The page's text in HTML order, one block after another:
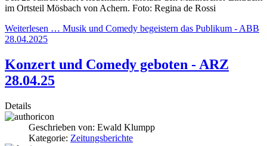
im Ortsteil Mösbach von Achern. Foto: Regina de Rossi
Weiterlesen … Musik und Comedy begeistern das Publikum - ABB
28.04.2025
Konzert und Comedy geboten - ARZ
28.04.25
Details
Geschrieben von: Ewald Klumpp
Kategorie: Zeitungsberichte